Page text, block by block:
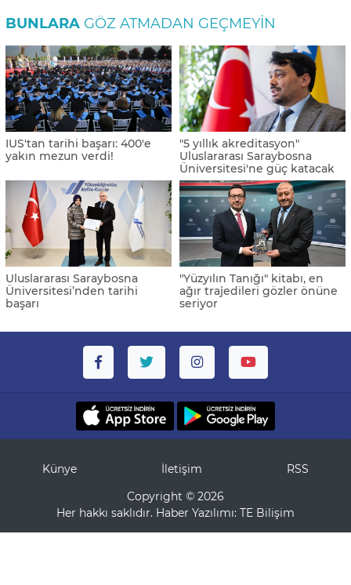
BUNLARA GÖZ ATMADAN GEÇMEYIN
IUS'tan tarihi başarı: 400'e
yakın mezun verdi!
"5 yıllık akreditasyon"
Uluslararası Saraybosna
Üniversitesi'ne güç katacak
Uluslararası Saraybosna
Üniversitesi’nden tarihi
başarı
"Yüzyılın Tanığı" kitabı, en
ağır trajedileri gözler önüne
seriyor
Künye İletişim
RSS
Copyright © 2026
Her hakkı saklıdır. Haber Yazılımı: TE Bilişim